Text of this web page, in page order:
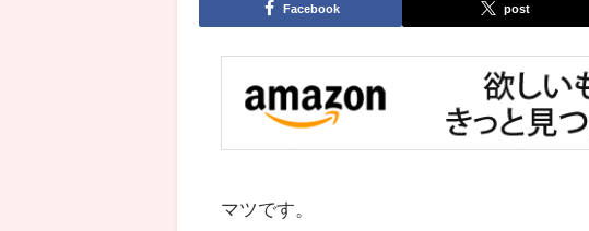
Facebook post
マツです。